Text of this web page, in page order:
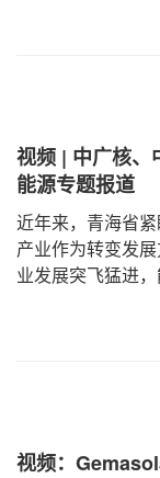
视频 | 中广核、
能源专题报道
近年来，青海省
产业作为转变发
业发展突飞猛进
视频：